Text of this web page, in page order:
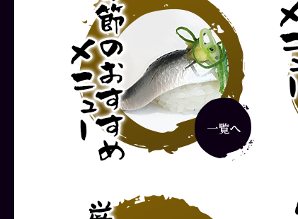
グルメランチ
1,320円
彩りランチ
1,870円